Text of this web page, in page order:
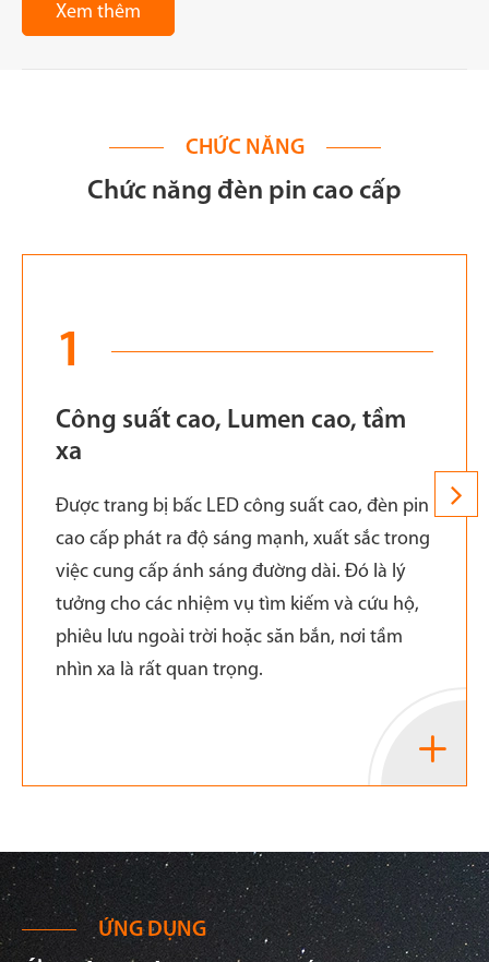
Xem thêm
CHỨC NĂNG
Chức năng đèn pin cao cấp
1
Công suất cao, Lumen cao, tầm
xa
Được trang bị bấc LED công suất cao, đèn pin
cao cấp phát ra độ sáng mạnh, xuất sắc trong
việc cung cấp ánh sáng đường dài. Đó là lý
tưởng cho các nhiệm vụ tìm kiếm và cứu hộ,
phiêu lưu ngoài trời hoặc săn bắn, nơi tầm
nhìn xa là rất quan trọng.

ỨNG DỤNG